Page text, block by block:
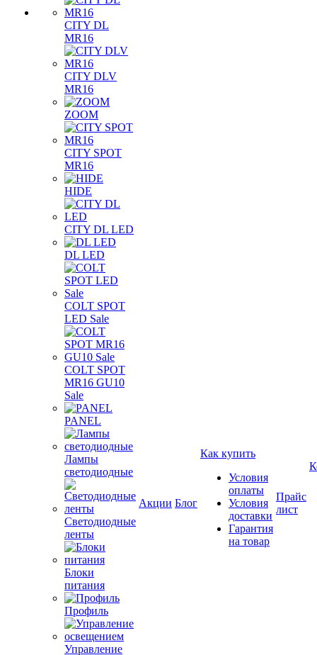
CITY DL
MR16
CITY DLV
MR16
ZOOM
CITY SPOT
MR16
HIDE
CITY DL LED
DL LED
COLT SPOT
LED Sale
COLT SPOT
MR16 GU10
Sale
PANEL
Лампы
светодиодные
Светодиодные
ленты
Блоки
питания
Профиль
Управление
Акции Блог
Как купить
Условия
оплаты
Условия
доставки
Гарантия
на товар
Прайс
лист